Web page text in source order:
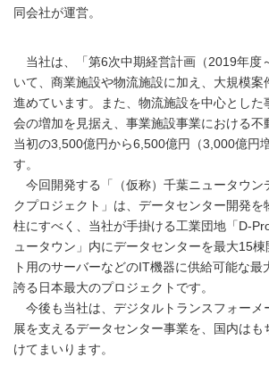
同会社が運営。
当社は、「第6次中期経営計画（2019年度
いて、商業施設や物流施設に加え、大規模案
進めています。また、物流施設を中心とした
会の増加を見据え、事業施設事業における不
当初の3,500億円から6,500億円（3,000億円
す。
今回開発する「（仮称）千葉ニュータウン
クプロジェクト」は、データセンター開発を
柱にすべく、当社が手掛ける工業団地「D-
ュータウン」内にデータセンターを最大15
ト用のサーバーなどのIT機器に供給可能な最
誇る日本最大のプロジェクトです。
今後も当社は、デジタルトランスフォーメ
展を支えるデータセンター事業を、国内はも
けてまいります。